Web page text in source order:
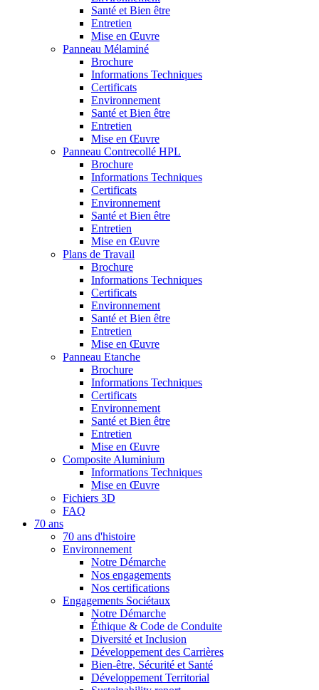
Santé et Bien être
Entretien
Mise en Œuvre
Panneau Mélaminé
Brochure
Informations Techniques
Certificats
Environnement
Santé et Bien être
Entretien
Mise en Œuvre
Panneau Contrecollé HPL
Brochure
Informations Techniques
Certificats
Environnement
Santé et Bien être
Entretien
Mise en Œuvre
Plans de Travail
Brochure
Informations Techniques
Certificats
Environnement
Santé et Bien être
Entretien
Mise en Œuvre
Panneau Etanche
Brochure
Informations Techniques
Certificats
Environnement
Santé et Bien être
Entretien
Mise en Œuvre
Composite Aluminium
Informations Techniques
Mise en Œuvre
Fichiers 3D
FAQ
70 ans
70 ans d'histoire
Environnement
Notre Démarche
Nos engagements
Nos certifications
Engagements Sociétaux
Notre Démarche
Éthique & Code de Conduite
Diversité et Inclusion
Développement des Carrières
Bien-être, Sécurité et Santé
Développement Territorial